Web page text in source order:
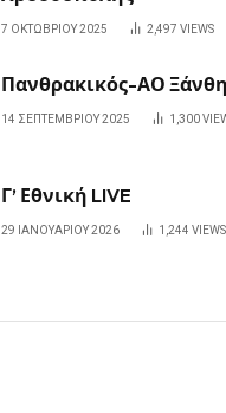
7 ΟΚΤΩΒΡΊΟΥ 2025 2,497 VIEWS
Πανθρακικός-ΑΟ
14 ΣΕΠΤΕΜΒΡΊΟΥ 2025 1,300
Γ’ Εθνική LIVE
29 ΙΑΝΟΥΑΡΊΟΥ 2026 1,244 VIEWS